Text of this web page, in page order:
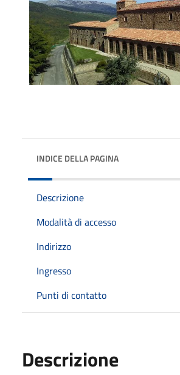
INDICE DELLA PAGINA
Descrizione
Modalità di accesso
Indirizzo
Ingresso
Punti di contatto
Descrizione